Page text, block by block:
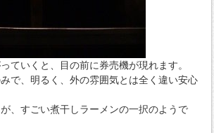
ていくと、目の前に券売機が現れます。
で、明るく、外の雰囲気とは全く違い安心
、すごい煮干しラーメンの一択のようで